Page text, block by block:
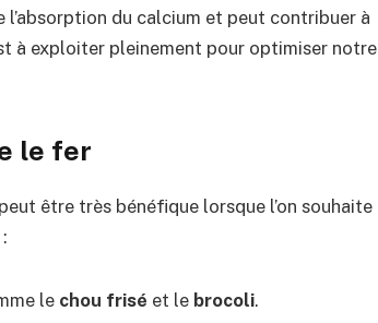
du calcium et peut contribuer à
à exploiter pleinement pour optimiser notre
le fer
être très bénéfique lorsque l’on souhaite
le chou frisé et le brocoli.